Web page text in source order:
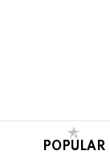
POPULAR